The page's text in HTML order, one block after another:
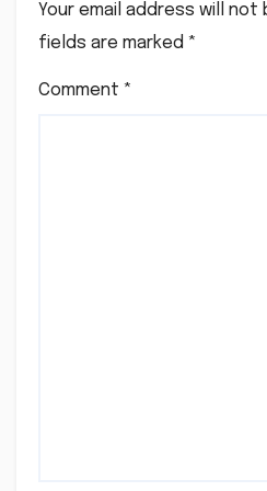
Your email address will not
fields are marked *
Comment *